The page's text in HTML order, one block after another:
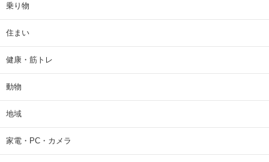
乗り物
住まい
健康・筋トレ
動物
地域
家電・PC・カメラ